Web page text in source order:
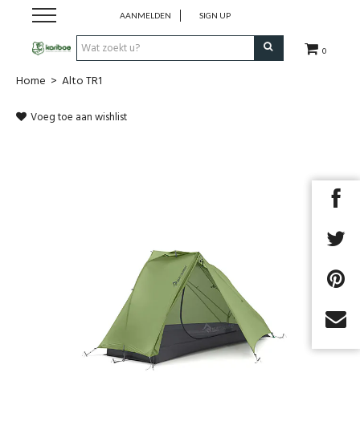
0
AANMELDEN SIGN UP
Cadeaubon
Home > Alto TR1
Voeg toe aan wishlist
Next